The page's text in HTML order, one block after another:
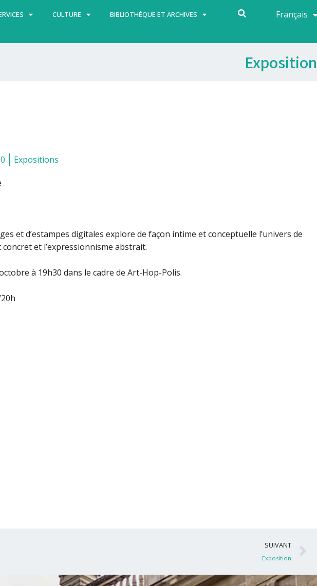
CULTURE BIBLIOTHÈQUE ET ARCHIVES Français
Español
Exposition
Expositions
et d’estampes digitales explore de façon intime et conceptuelle l’univers de
et l’expressionnisme abstrait.
à 19h30 dans le cadre de Art-Hop-Polis.
SUIVANT
Exposition